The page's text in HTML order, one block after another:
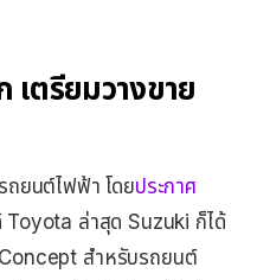
ตรียมวางขาย
ถยนต์ไฟฟ้า โดยประกาศ
Toyota ล่าสุด Suzuki ก็ได้
สำหรับรถยนต์